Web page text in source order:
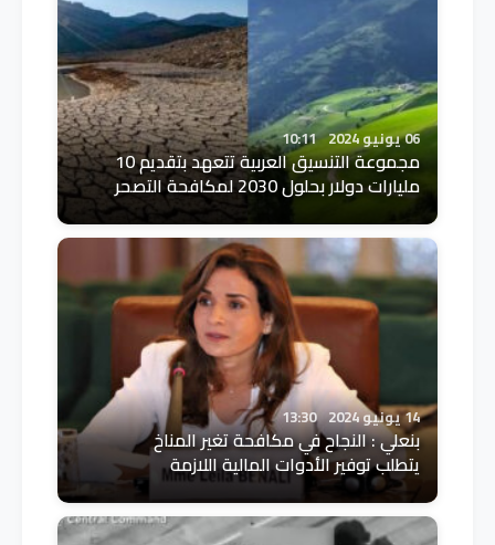
06 يونيو 2024 10:11
مجموعة التنسيق العربية تتعهد بتقديم 10
مليارات دولار بحلول 2030 لمكافحة التصحر
14 يونيو 2024 13:30
بنعلي : النجاح في مكافحة تغير المناخ
يتطلب توفير الأدوات المالية اللازمة